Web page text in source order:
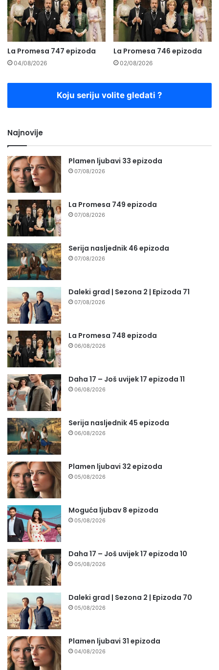
La Promesa 747 epizoda
04/08/2026
La Promesa 746 epizoda
02/08/2026
Koju seriju volite gledati ?
Najnovije
Plamen ljubavi 33 epizoda
07/08/2026
La Promesa 749 epizoda
07/08/2026
Serija nasljednik 46 epizoda
07/08/2026
Daleki grad | Sezona 2 | Epizoda 71
07/08/2026
La Promesa 748 epizoda
06/08/2026
Daha 17 – Još uvijek 17 epizoda 11
06/08/2026
Serija nasljednik 45 epizoda
06/08/2026
Plamen ljubavi 32 epizoda
05/08/2026
Moguća ljubav 8 epizoda
05/08/2026
Daha 17 – Još uvijek 17 epizoda 10
05/08/2026
Daleki grad | Sezona 2 | Epizoda 70
05/08/2026
Plamen ljubavi 31 epizoda
04/08/2026